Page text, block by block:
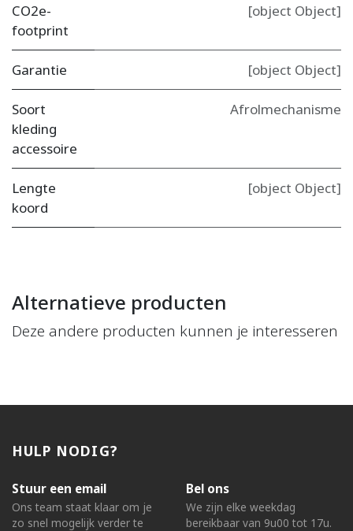
CO2e-
footprint
[object Object]
Garantie [object Object]
Soort
kleding
accessoire
Afrolmechanisme
Lengte
koord
[object Object]
Alternatieve producten
Deze andere producten kunnen je interesseren
HULP NODIG?
Stuur een email
Ons team staat klaar om je
zo snel mogelijk verder te
Bel ons
We zijn elke weekdag
bereikbaar van 9u00 tot 17u.